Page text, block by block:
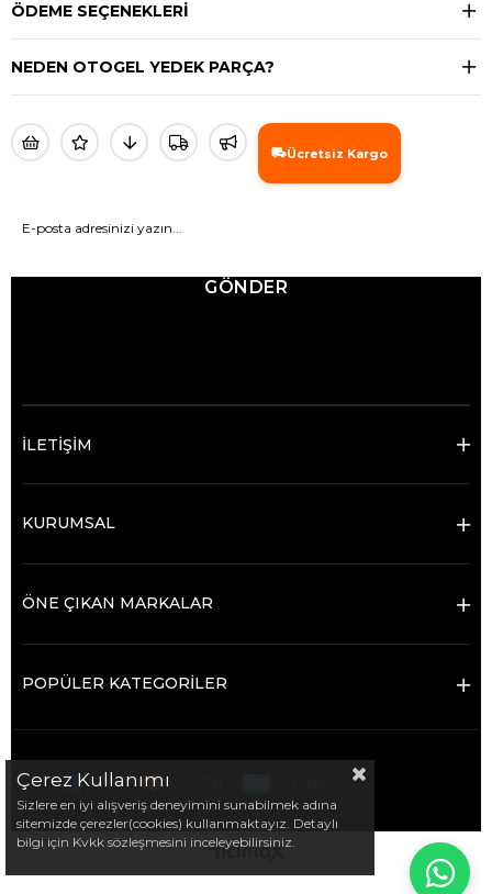
ÖDEME SEÇENEKLERI
NEDEN OTOGEL YEDEK PARÇA?
Ücretsiz Kargo
GÖNDER
İLETİŞİM
KURUMSAL
ÖNE ÇIKAN MARKALAR
POPÜLER KATEGORİLER
Çerez Kullanımı
Sizlere en iyi alışveriş deneyimini sunabilmek adına
sitemizde çerezler(cookies) kullanmaktayız. Detaylı
bilgi için Kvkk sözleşmesini inceleyebilirsiniz.